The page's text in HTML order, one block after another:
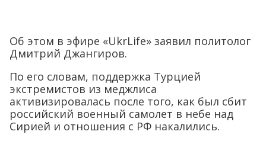
Об этом в эфире «UkrLife» заявил политолог
Дмитрий Джангиров.
По его словам, поддержка Турцией
экстремистов из меджлиса
активизировалась после того, как был сбит
российский военный самолет в небе над
Сирией и отношения с РФ накалились.